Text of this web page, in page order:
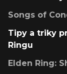
Songs of
Tipy a triky
Ringu
Elden Ring: